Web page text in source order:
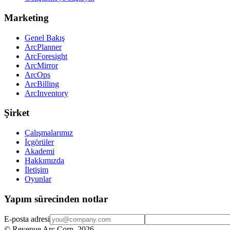
Marketing
Genel Bakış
ArcPlanner
ArcForesight
ArcMirror
ArcOps
ArcBilling
ArcInventory
Şirket
Çalışmalarımız
İçgörüler
Akademi
Hakkımızda
İletişim
Oyunlar
Yapım sürecinden notlar
E-posta adresi